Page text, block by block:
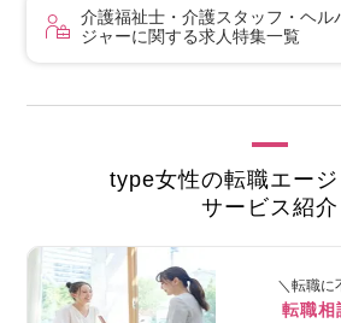
介護福祉士・介護スタッフ・ヘル
ジャーに関する求人特集一覧
type女性の転職エー
サービス紹介
＼転職に
転職相